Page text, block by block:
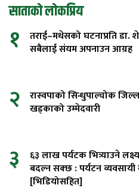
साताको लोकप्रिय
१
तराई–मधेसको घटनाप्रति डा.
सबैलाई संयम अपनाउन आग्रह
२
रास्वपाको सिन्धुपाल्चोक
खड्काको उम्मेदवारी
३
६३ लाख पर्यटक भित्र्याउने
बदल्न सक्छ : पर्यटन
[भिडियोसहित]